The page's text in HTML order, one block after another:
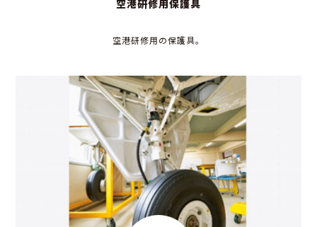
空港研修用保護具
空港研修用の保護具。